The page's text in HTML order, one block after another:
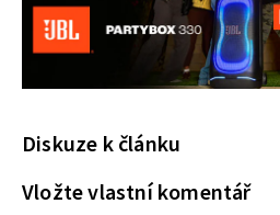
Diskuze k článku
Vložte vlastní komentář